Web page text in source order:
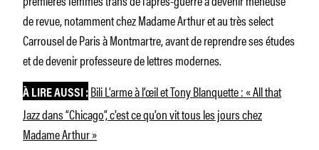
de revue, notamment chez Madame Arthur et au très select
Carrousel de Paris à Montmartre, avant de reprendre ses études
et de devenir professeure de lettres modernes.
À LIRE AUSSI : Bili L’arme à l’œil et Tony Blanquette : « All that
Jazz dans “Chicago”, c’est ce qu’on vit tous les jours chez
Madame Arthur »